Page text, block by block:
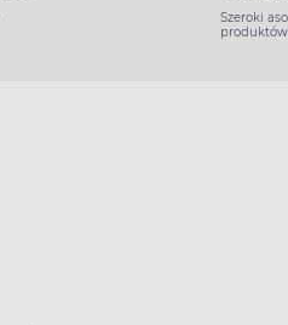
Szeroki
produktów